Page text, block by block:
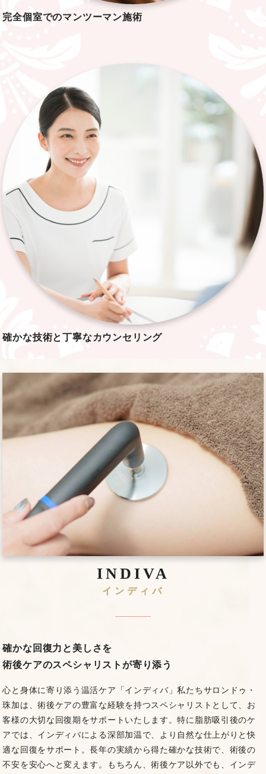
完全個室でのマンツーマン施術
確かな技術と丁寧なカウンセリング
INDIVA
インディバ
確かな回復力と美しさを
術後ケアのスペシャリストが寄り添う
心と身体に寄り添う温活ケア「インディバ」私たちサロンドゥ・
珠加は、術後ケアの豊富な経験を持つスペシャリストとして、お
客様の大切な回復期をサポートいたします。特に脂肪吸引後のケ
アでは、インディバによる深部加温で、より自然な仕上がりと快
適な回復をサポート。長年の実績から得た確かな技術で、術後の
不安を安心へと変えます。
もちろん、術後ケア以外でも、インデ